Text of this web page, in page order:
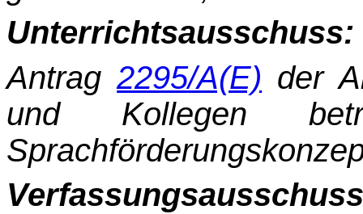
Unterrichtsausschuss:
Antrag2295/A(E) der
und Kollegen